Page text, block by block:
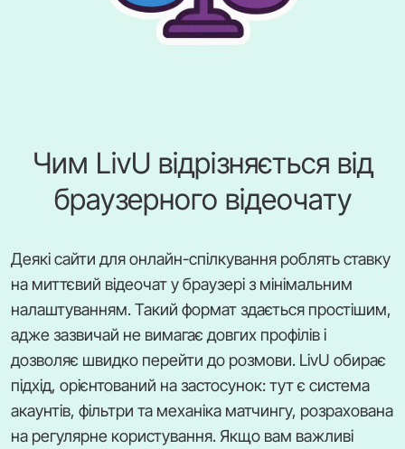
Чим LivU відрізняється від
браузерного відеочату
Деякі сайти для онлайн-спілкування роблять ставку
на миттєвий відеочат у браузері з мінімальним
налаштуванням. Такий формат здається простішим,
адже зазвичай не вимагає довгих профілів і
дозволяє швидко перейти до розмови. LivU обирає
підхід, орієнтований на застосунок: тут є система
акаунтів, фільтри та механіка матчингу, розрахована
на регулярне користування. Якщо вам важливі